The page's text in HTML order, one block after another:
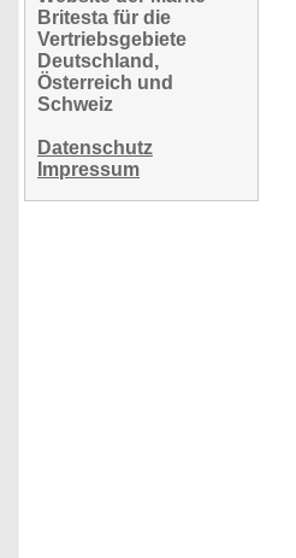
Britesta für die
Vertriebsgebiete
Deutschland,
Österreich und
Schweiz
Datenschutz
Impressum